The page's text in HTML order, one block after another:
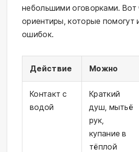
небольшими оговорками. Вот
ориентиры, которые помогут
ошибок.
Действие Можно
Контакт с
водой
Краткий
душ, мытьё
рук,
купание в
тёплой